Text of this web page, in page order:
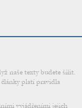
naše texty budete šířit.
platí pravidla
vyjádřeními jejich